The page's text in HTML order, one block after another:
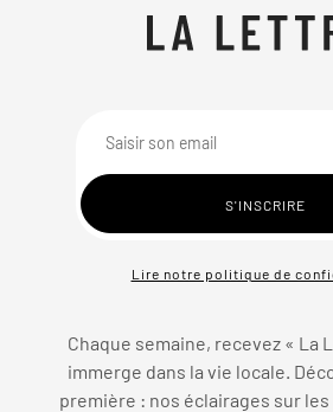
Lire notre politique de
Chaque semaine, recevez « La
immerge dans la vie locale.
première : nos éclairages sur